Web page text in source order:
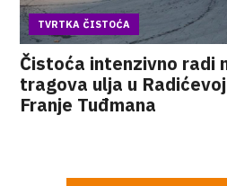
TVRTKA ČISTOĆA
Čistoća intenzivno radi
tragova ulja u
Franje Tuđmana